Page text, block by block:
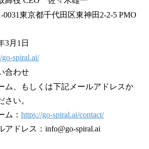
東京都千代田区東神田2-2-5 PMO
1日
go-spiral.ai/
合わせ
ム、もしくは下記メールアドレスか
さい。
ム： https://go-spiral.ai/contact/
ドレス：info@go-spiral.ai